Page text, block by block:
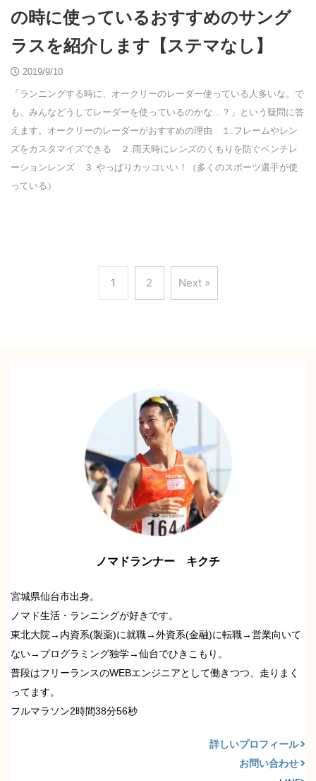
の時に使っているおすすめのサング
ラスを紹介します【ステマなし】
2019/9/10
「ランニングする時に、オークリーのレーダー使っている人多いな。で
も、みんなどうしてレーダーを使っているのかな…？」という疑問に答
えます。オークリーのレーダーがおすすめの理由 １.フレームやレン
ズをカスタマイズできる ２.雨天時にレンズのくもりを防ぐベンチレ
ーションレンズ ３.やっぱりカッコいい！（多くのスポーツ選手が使
っている）
1 2 Next »
ノマドランナー キクチ
宮城県仙台市出身。
ノマド生活・ランニングが好きです。
東北大院→内資系(製薬)に就職→外資系(金融)に転職→営業向いて
ない→プログラミング独学→仙台でひきこもり。
普段はフリーランスのWEBエンジニアとして働きつつ、走りまく
ってます。
フルマラソン2時間38分56秒
詳しいプロフィール
お問い合わせ